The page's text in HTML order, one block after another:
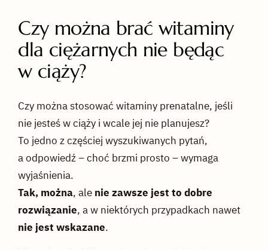
Czy można brać witaminy
dla ciężarnych nie będąc
w ciąży?
Czy można stosować witaminy prenatalne, jeśli
nie jesteś w ciąży i wcale jej nie planujesz?
To jedno z częściej wyszukiwanych pytań,
a odpowiedź – choć brzmi prosto – wymaga
wyjaśnienia.
Tak, można, ale nie zawsze jest to dobre
rozwiązanie, a w niektórych przypadkach nawet
nie jest wskazane.